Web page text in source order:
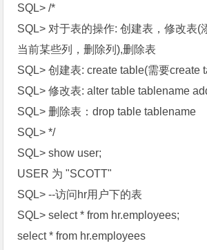
SQL> /*
SQL> 对于表的操作: 创建表，修改表(
当前某些列，删除列),删除表
SQL> 创建表: create table(需要create
SQL> 修改表: alter table tablename
SQL> 删除表：drop table tablename
SQL> */
SQL> show user;
USER 为 "SCOTT"
SQL> --访问hr用户下的表
SQL> select * from hr.employees;
select * from hr.employees